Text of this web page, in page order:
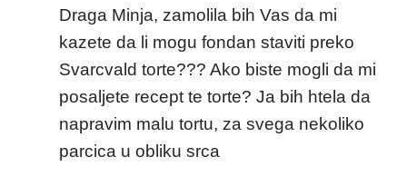
Draga Minja, zamolila bih Vas da mi
kazete da li mogu fondan staviti preko
Svarcvald torte??? Ako biste mogli da mi
posaljete recept te torte? Ja bih htela da
napravim malu tortu, za svega nekoliko
parcica u obliku srca